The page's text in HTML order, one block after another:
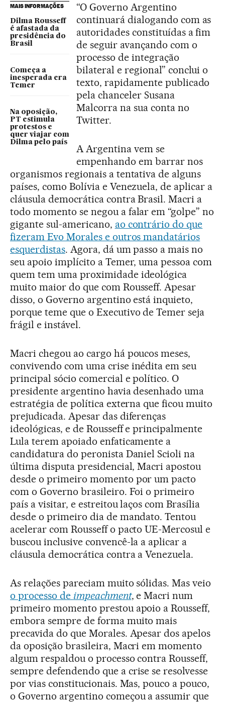
MAIS INFORMAÇÕES
Dilma Rousseff
é afastada da
presidência do
Brasil
Começa a
inesperada era
Temer
Na oposição,
PT estimula
protestos e
quer viajar com
Dilma pelo país
“O Governo Argentino
continuará dialogando com as
autoridades constituídas a fim
de seguir avançando com o
processo de integração
bilateral e regional” conclui o
texto, rapidamente publicado
pela chanceler Susana
Malcorra na sua conta no
Twitter.
A Argentina vem se
empenhando em barrar nos
organismos regionais a tentativa de alguns
países, como Bolívia e Venezuela, de aplicar a
cláusula democrática contra Brasil. Macri a
todo momento se negou a falar em “golpe” no
gigante sul-americano, ao contrário do que
fizeram Evo Morales e outros mandatários
esquerdistas. Agora, dá um passo a mais no
seu apoio implícito a Temer, uma pessoa com
quem tem uma proximidade ideológica
muito maior do que com Rousseff. Apesar
disso, o Governo argentino está inquieto,
porque teme que o Executivo de Temer seja
frágil e instável.
Macri chegou ao cargo há poucos meses,
convivendo com uma crise inédita em seu
principal sócio comercial e político. O
presidente argentino havia desenhado uma
estratégia de política externa que ficou muito
prejudicada. Apesar das diferenças
ideológicas, e de Rousseff e principalmente
Lula terem apoiado enfaticamente a
candidatura do peronista Daniel Scioli na
última disputa presidencial, Macri apostou
desde o primeiro momento por um pacto
com o Governo brasileiro. Foi o primeiro
país a visitar, e estreitou laços com Brasília
desde o primeiro dia de mandato. Tentou
acelerar com Rousseff o pacto UE-Mercosul e
buscou inclusive convencê-la a aplicar a
cláusula democrática contra a Venezuela.
As relações pareciam muito sólidas. Mas veio
o processo de impeachment, e Macri num
primeiro momento prestou apoio a Rousseff,
embora sempre de forma muito mais
precavida do que Morales. Apesar dos apelos
da oposição brasileira, Macri em momento
algum respaldou o processo contra Rousseff,
sempre defendendo que a crise se resolvesse
por vias constitucionais. Mas, pouco a pouco,
o Governo argentino começou a assumir que